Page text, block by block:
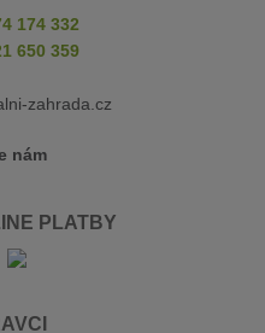
174 332
650 359
zahrada.cz
nám
PLATBY